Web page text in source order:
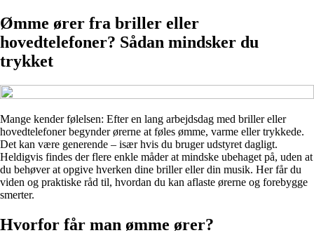
Ømme ører fra briller eller
hovedtelefoner? Sådan mindsker du
trykket
Mange kender følelsen: Efter en lang arbejdsdag med briller eller
hovedtelefoner begynder ørerne at føles ømme, varme eller trykkede.
Det kan være generende – især hvis du bruger udstyret dagligt.
Heldigvis findes der flere enkle måder at mindske ubehaget på, uden at
du behøver at opgive hverken dine briller eller din musik. Her får du
viden og praktiske råd til, hvordan du kan aflaste ørerne og forebygge
smerter.
Hvorfor får man ømme ører?